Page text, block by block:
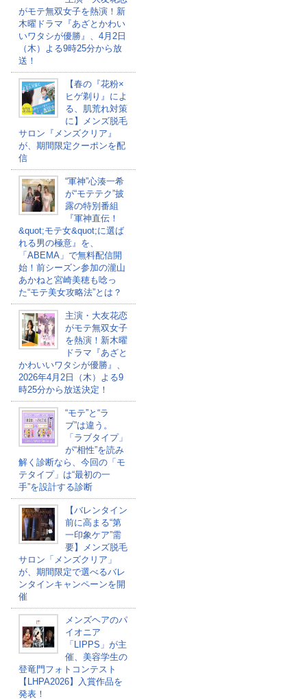
がモテ無双女子を熱演！新
木曜ドラマ『あざとかわい
いワタシが優勝』、4月2日
（木）よる9時25分から放
送！
【春の『花粉×
ヒゲ剃り』によ
る、肌荒れ対策
に】メンズ脱毛
サロン『メンズクリア』
が、期間限定クーポンを配
信
“軍神”心湊一希
が“モテテク”披
露の特別番組
『軍神直伝！
&quot;モテ女&quot;に選ば
れる男の極意』を、
「ABEMA」で無料配信開
始！前シーズン参加の瀧山
あかねと宮崎美穂も唸っ
た“モテ美女攻略法”とは？
主演・大友花恋
がモテ無双女子
を熱演！新木曜
ドラマ『あざと
かわいいワタシが優勝』、
2026年4月2日（木）よる9
時25分から放送決定！
“モテ”と“ラ
ブ”は違う。
「ラブタイプ」
が“相性”を読み
解く診断なら、今回の「モ
テタイプ」は“最初の一
手”を設計する診断
【バレンタイン
前に高まる“第
一印象ケア”需
要】メンズ脱毛
サロン「メンズクリア」
が、期間限定で選べるバレ
ンタインキャンペーンを開
催
メンズヘアのパ
イオニア
「LIPPS」が主
催、美容学生の
登竜門フォトコンテスト
【LHPA2026】入賞作品を
発表！